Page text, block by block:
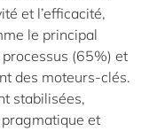
et l’efficacité,
le principal
(65%) et
des moteurs-clés.
stabilisées,
et